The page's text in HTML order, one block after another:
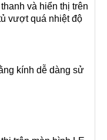
và hiển thị trên
vượt quá nhiệt độ
kính dễ dàng sử